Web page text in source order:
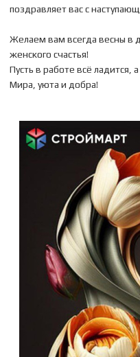
поздравляет вас с
Желаем вам всегда весны в
женского счастья!
Пусть в работе всё ладится,
Мира, уюта и добра!